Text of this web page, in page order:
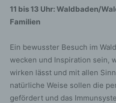
11 bis 13 Uhr: Waldbaden/
Familien
Ein bewusster Besuch im
wecken und Inspiration sein,
wirken lässt und mit allen
natürliche Weise sollen die
gefördert und das